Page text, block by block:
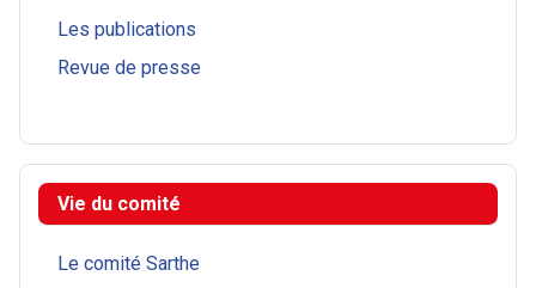
Les publications
Revue de presse
Vie du comité
Le comité Sarthe